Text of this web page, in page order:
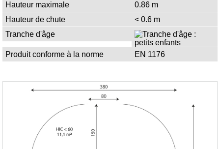
Hauteur maximale
0.86 m
Hauteur de chute
< 0.6 m
Tranche d'âge
Produit conforme à la norme EN 1176